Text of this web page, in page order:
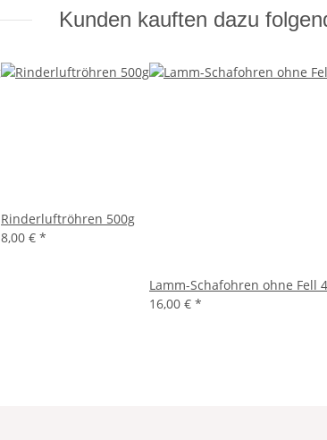
Kunden kauften dazu
Rinderluftröhren 500g
8,00 € *
Lamm-Schafohren ohne Fell
16,00 € *